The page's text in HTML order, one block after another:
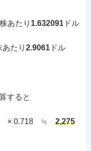
あたり 1.632091 ドル
たり 2.9061 ドル
すると
× 0.718 ≒ 2,275